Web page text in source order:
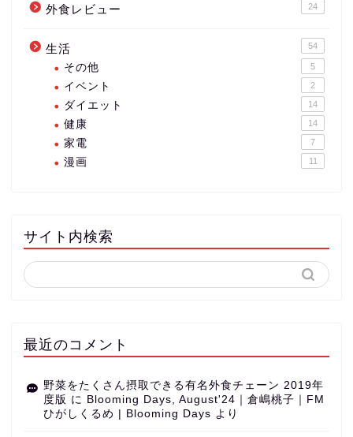
外食レビュー 24
生活 54
その他 5
イベント 2
ダイエット 14
健康 14
家電 7
漫画 11
サイト内検索
最近のコメント
野菜をたくさん摂取できる有名外食チェーン 2019年
度版 に Blooming Days, August'24｜倉嶋桃子｜FM
ひがしくるめ | Blooming Days より